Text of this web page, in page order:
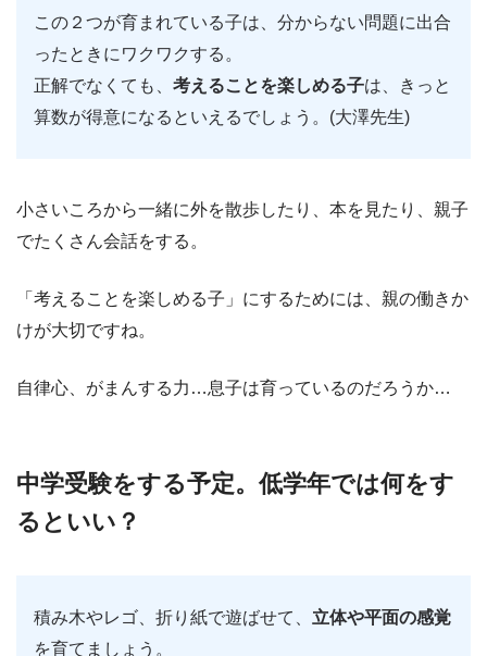
この２つが育まれている子は、分からない問題に出合
ったときにワクワクする。
正解でなくても、 考えることを楽しめる子は、きっと
算数が得意になるといえるでしょう。(大澤先生)
小さいころから一緒に外を散歩したり、本を見たり、親子
でたくさん会話をする。
「考えることを楽しめる子」にするためには、親の働きか
けが大切ですね。
自律心、がまんする力…息子は育っているのだろうか…
中学受験をする予定。低学年では何をす
るといい？
積み木やレゴ、折り紙で遊ばせて、 立体や平面の感覚
を育てましょう。